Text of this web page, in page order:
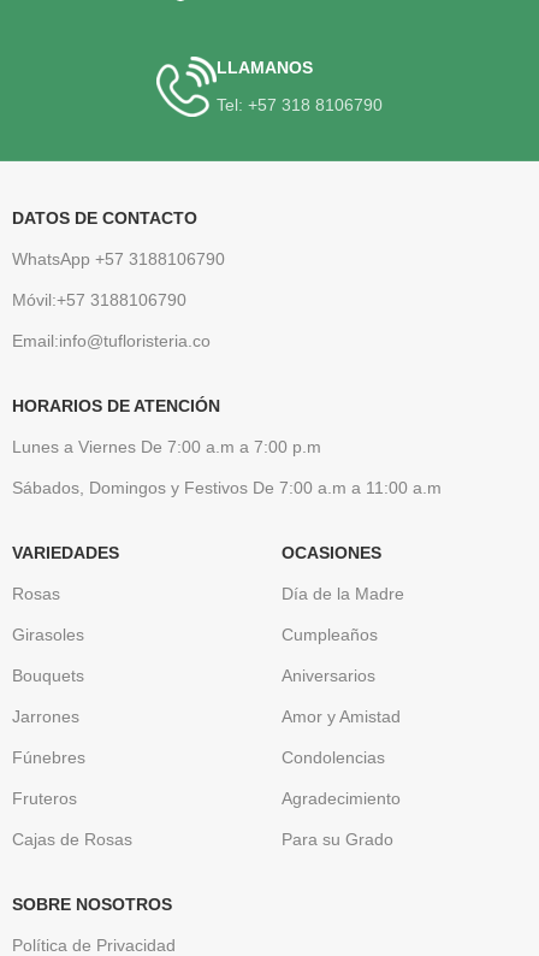
LLAMANOS
Tel: +57 318 8106790
DATOS DE CONTACTO
WhatsApp +57 3188106790
Móvil:+57 3188106790
Email:info@tufloristeria.co
HORARIOS DE ATENCIÓN
Lunes a Viernes De 7:00 a.m a 7:00 p.m
Sábados, Domingos y Festivos De 7:00 a.m a 11:00 a.m
VARIEDADES
Rosas
Girasoles
Bouquets
Jarrones
Fúnebres
Fruteros
Cajas de Rosas
OCASIONES
Día de la Madre
Cumpleaños
Aniversarios
Amor y Amistad
Condolencias
Agradecimiento
Para su Grado
SOBRE NOSOTROS
Política de Privacidad